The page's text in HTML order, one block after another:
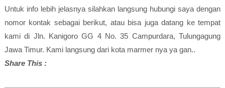
Untuk info lebih jelasnya silahkan langsung hubungi saya dengan
nomor kontak sebagai berikut, atau bisa juga datang ke tempat
kami di Jln. Kanigoro GG 4 No. 35 Campurdara, Tulungagung
Jawa Timur. Kami langsung dari kota marmer nya ya gan..
Share This :